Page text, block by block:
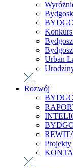
Urban
Rozwój
Projekty